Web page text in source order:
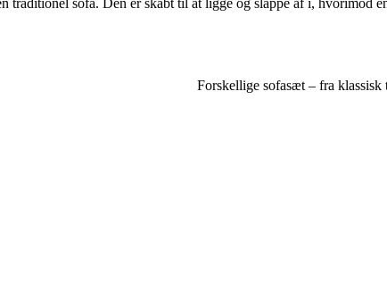
Forskellige sofasæt – fra klassisk